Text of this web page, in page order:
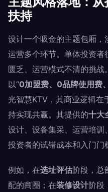
扶持
设计一个吸金的主题包厢，
运营多个环节。单体投资
匮乏、运营模式不清的挑战
以“0加盟费、0品牌使用费
光智慧KTV，其商业逻辑在
持实现共赢。其提供的十大
设计、设备集采、运营培
投资者的试错成本和入门门
例如，在选址评估阶段，总
配的商圈；在装修设计阶段